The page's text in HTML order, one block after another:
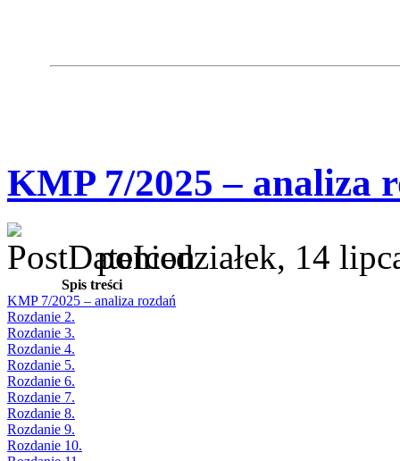
KMP 7/2025 – analiza
poniedziałek, 14
Spis treści
KMP 7/2025 – analiza rozdań
Rozdanie 2.
Rozdanie 3.
Rozdanie 4.
Rozdanie 5.
Rozdanie 6.
Rozdanie 7.
Rozdanie 8.
Rozdanie 9.
Rozdanie 10.